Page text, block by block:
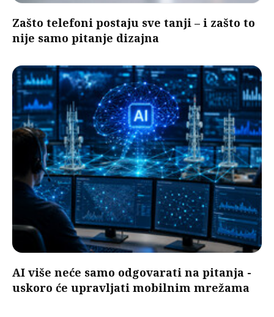
Zašto telefoni postaju sve tanji – i zašto to
nije samo pitanje dizajna
AI više neće samo odgovarati na pitanja -
uskoro će upravljati mobilnim mrežama